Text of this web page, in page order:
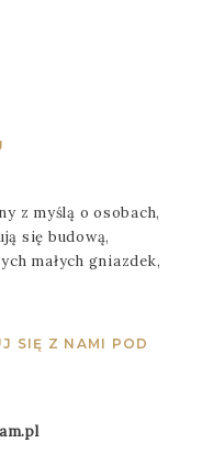
z myślą o osobach,
się budową,
małych gniazdek,
SIĘ Z NAMI POD